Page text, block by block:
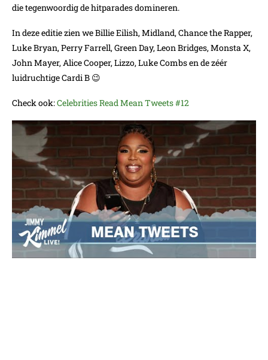
die tegenwoordig de hitparades domineren.
In deze editie zien we Billie Eilish, Midland, Chance the Rapper,
Luke Bryan, Perry Farrell, Green Day, Leon Bridges, Monsta X,
John Mayer, Alice Cooper, Lizzo, Luke Combs en de zéér
luidruchtige Cardi B 😉
Check ook:Celebrities Read Mean Tweets #12